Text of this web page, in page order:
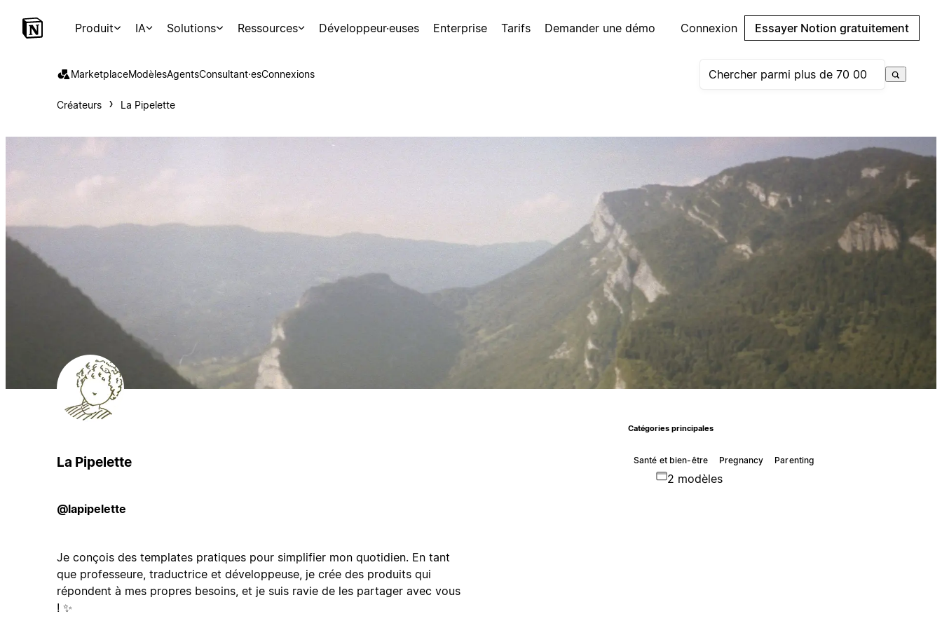
Produit IA Solutions Ressources Développeur·euses Enterprise Tarifs Demander une démo Connexion Essayer Notion gratuitement
MarketplaceModèlesAgentsConsultant·esConnexions
Créateurs La Pipelette
La Pipelette
@lapipelette
Je conçois des templates pratiques pour simplifier mon quotidien. En tant
que professeure, traductrice et développeuse, je crée des produits qui
répondent à mes propres besoins, et je suis ravie de les partager avec vous
! ✨
Catégories principales
Santé et bien-être Pregnancy Parenting
2 modèles